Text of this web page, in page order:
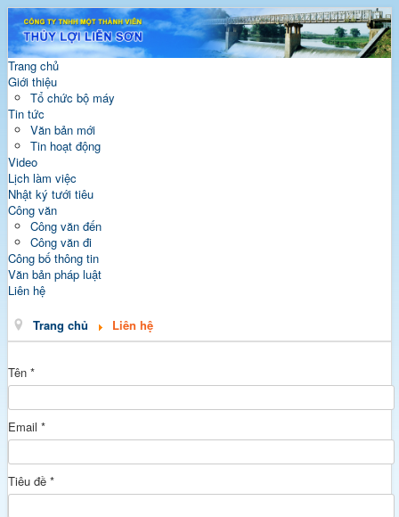
Trang chủ
Giới thiệu
Tổ chức bộ máy
Tin tức
Văn bản mới
Tin hoạt động
Video
Lịch làm việc
Nhật ký tưới tiêu
Công văn
Công văn đến
Công văn đi
Công bố thông tin
Văn bản pháp luật
Liên hệ
Trang chủ Liên hệ
Tên *
Email *
Tiêu đề *